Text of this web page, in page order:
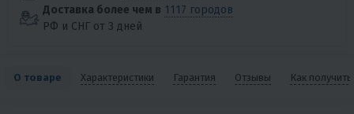
Доставка более чем в 1117 городов
РФ и СНГ от 3 дней
О товаре Характеристики Гарантия Отзывы Как получить